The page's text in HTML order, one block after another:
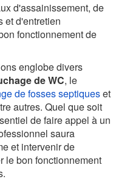
d'assainissement, de
et d'entretien
fonctionnement de
englobe divers
de WC, le
de fosses septiqueset
autres. Quel que soit
de faire appel à un
saura
et intervenir de
le bon fonctionnement